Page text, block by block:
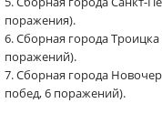
поражения).
6. Сборная города
поражений).
7. Сборная города
побед, 6 поражений).